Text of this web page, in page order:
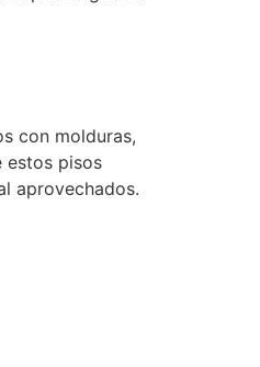
con molduras,
estos pisos
aprovechados.